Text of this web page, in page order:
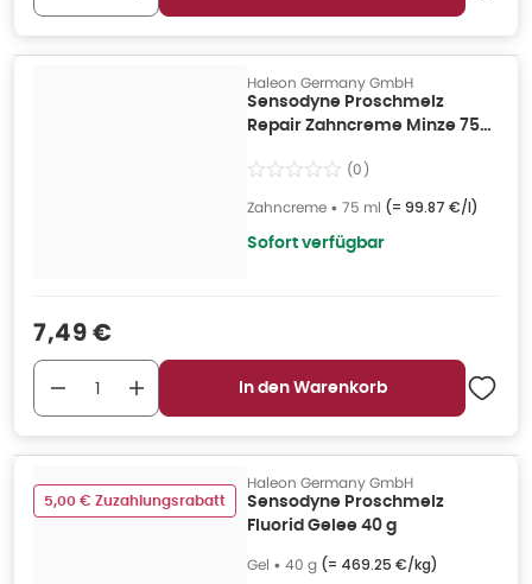
Haleon Germany GmbH
Sensodyne Proschmelz
Repair Zahncreme Minze 75
(0)
Zahncreme • 75 ml (= 99.87 €/l)
Sofort verfügbar
Verkaufspreis
7,49 €
In den Warenkorb
5,00 € Zuzahlungsrabatt
Haleon Germany GmbH
Sensodyne Proschmelz
Fluorid Gelee 40 g
Gel • 40 g (= 469.25 €/kg)